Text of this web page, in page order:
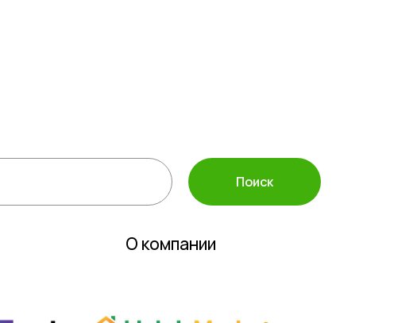
Поиск
О компании